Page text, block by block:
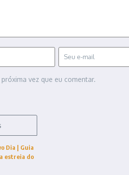
vez que eu comentar.
Dia | Guia
estreia do